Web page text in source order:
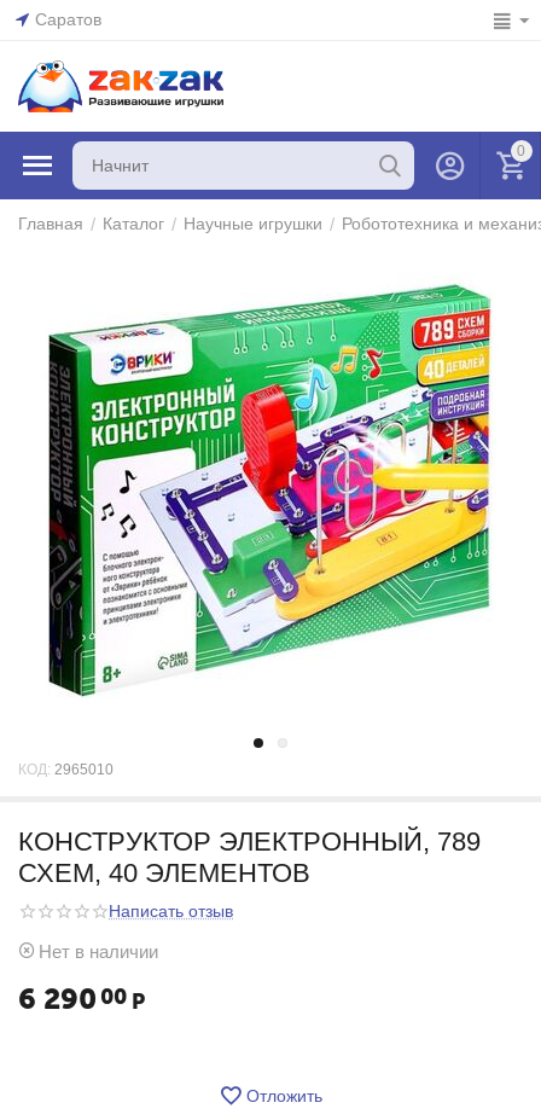
Саратов
0
Главная / Каталог / Научные игрушки / Робототехника и
КОД: 2965010
КОНСТРУКТОР ЭЛЕКТРОННЫЙ, 789
СХЕМ, 40 ЭЛЕМЕНТОВ
Написать отзыв
Нет в наличии
6 290 00 Р
Отложить